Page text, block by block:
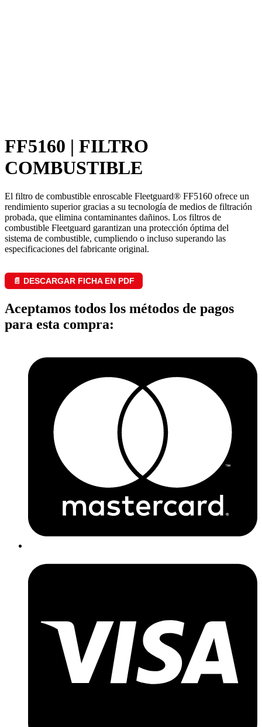
FF5160 | FILTRO
COMBUSTIBLE
El filtro de combustible enroscable Fleetguard® FF5160 ofrece un
rendimiento superior gracias a su tecnología de medios de filtración
probada, que elimina contaminantes dañinos. Los filtros de
combustible Fleetguard garantizan una protección óptima del
sistema de combustible, cumpliendo o incluso superando las
especificaciones del fabricante original.
📄 DESCARGAR FICHA EN PDF
Aceptamos todos los métodos de pagos
para esta compra: